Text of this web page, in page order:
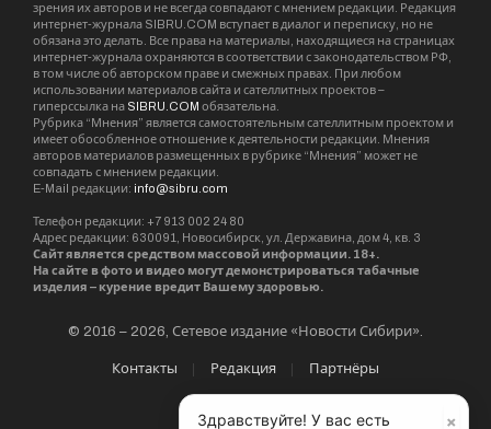
зрения их авторов и не всегда совпадают с мнением редакции. Редакция
интернет-журнала SIBRU.COM вступает в диалог и переписку, но не
обязана это делать. Все права на материалы, находящиеся на страницах
интернет-журнала охраняются в соответствии с законодательством РФ,
в том числе об авторском праве и смежных правах. При любом
использовании материалов сайта и сателлитных проектов –
гиперссылка на SIBRU.COM обязательна.
Рубрика “Мнения” является самостоятельным сателлитным проектом и
имеет обособленное отношение к деятельности редакции. Мнения
авторов материалов размещенных в рубрике “Мнения” может не
совпадать с мнением редакции.
E-Mail редакции: info@sibru.com
Телефон редакции: +7 913 002 24 80
Адрес редакции: 630091, Новосибирск, ул. Державина, дом 4, кв. 3
Сайт является средством массовой информации. 18+.
На сайте в фото и видео могут демонстрироваться табачные
изделия – курение вредит Вашему здоровью.
© 2016 – 2026, Сетевое издание «Новости Сибири».
Контакты Редакция Партнёры
×
Здравствуйте! У вас есть